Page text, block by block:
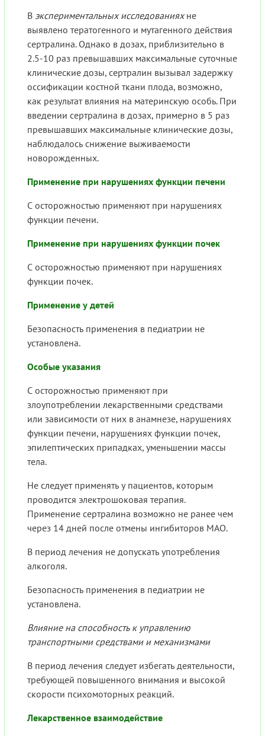
В экспериментальных исследованияхне
выявлено тератогенного и мутагенного действия
сертралина. Однако в дозах, приблизительно в
2.5-10 раз превышавших максимальные суточные
клинические дозы, сертралин вызывал задержку
оссификации костной ткани плода, возможно,
как результат влияния на материнскую особь. При
введении сертралина в дозах, примерно в 5 раз
превышавших максимальные клинические дозы,
наблюдалось снижение выживаемости
новорожденных.
Применение при нарушениях функции печени
С осторожностью применяют при нарушениях
функции печени.
Применение при нарушениях функции почек
С осторожностью применяют при нарушениях
функции почек.
Применение у детей
Безопасность применения в педиатрии не
установлена.
Особые указания
С осторожностью применяют при
злоупотреблении лекарственными средствами
или зависимости от них в анамнезе, нарушениях
функции печени, нарушениях функции почек,
эпилептических припадках, уменьшении массы
тела.
Не следует применять у пациентов, которым
проводится электрошоковая терапия.
Применение сертралина возможно не ранее чем
через 14 дней после отмены ингибиторов МАО.
В период лечения не допускать употребления
алкоголя.
Безопасность применения в педиатрии не
установлена.
Влияние на способность к управлению
транспортными средствами и механизмами
В период лечения следует избегать деятельности,
требующей повышенного внимания и высокой
скорости психомоторных реакций.
Лекарственное взаимодействие